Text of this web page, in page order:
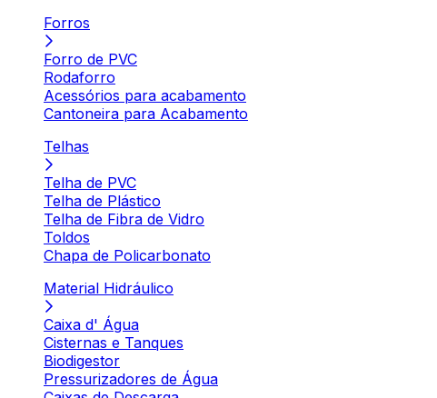
Forros
Forro de PVC
Rodaforro
Acessórios para acabamento
Cantoneira para Acabamento
Telhas
Telha de PVC
Telha de Plástico
Telha de Fibra de Vidro
Toldos
Chapa de Policarbonato
Material Hidráulico
Caixa d' Água
Cisternas e Tanques
Biodigestor
Pressurizadores de Água